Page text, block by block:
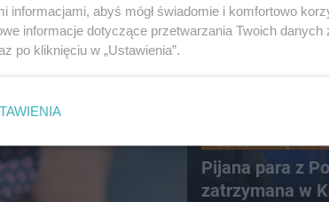
POLICJA
Pijana para z
zatrzymana w
informacjami, abyś mógł świadomie i komfortowo
informacje dotyczące przetwarzania Twoich danych
po kliknięciu w „Ustawienia”.